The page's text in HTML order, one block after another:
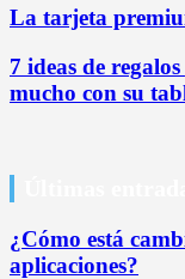
La tarjeta
7 ideas de
mucho con su
¿Cómo está
aplicaciones?